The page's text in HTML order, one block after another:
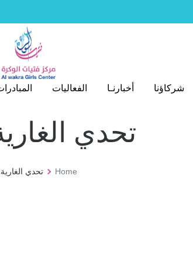
شركاؤنا أخبارنـا الفعاليات
المبادرات
تحدي الغارية
Home تحدي الغارية